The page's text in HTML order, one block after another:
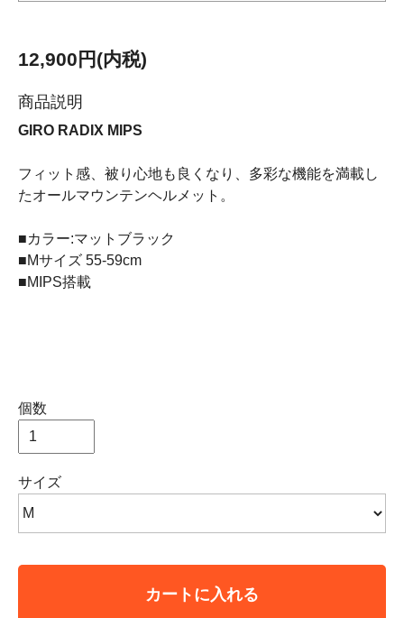
12,900円(内税)
商品説明
GIRO RADIX MIPS
フィット感、被り心地も良くなり、多彩な機能を満載し
たオールマウンテンヘルメット。
■カラー:マットブラック
■Mサイズ 55-59cm
■MIPS搭載
個数
サイズ
カートに入れる